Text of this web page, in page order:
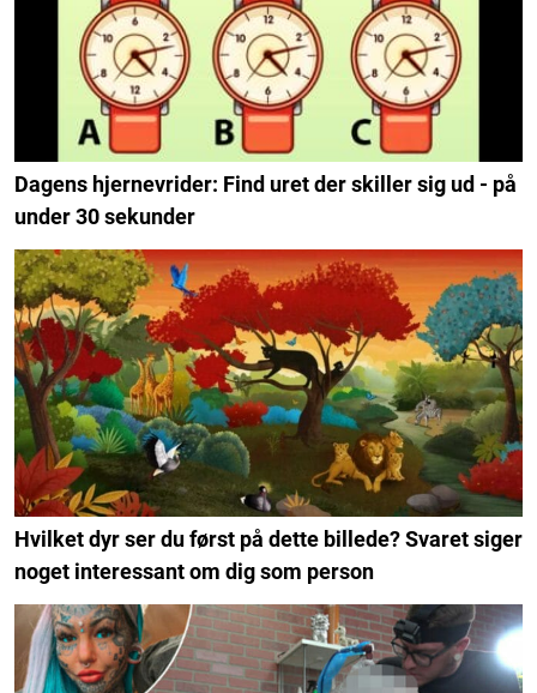
Dagens hjernevrider: Find uret der skiller sig ud - på
under 30 sekunder
Hvilket dyr ser du først på dette billede? Svaret siger
noget interessant om dig som person